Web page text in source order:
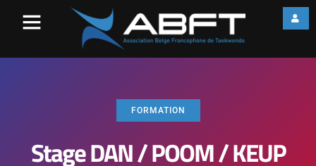
FORMATION
Stage DAN / POOM / KEUP